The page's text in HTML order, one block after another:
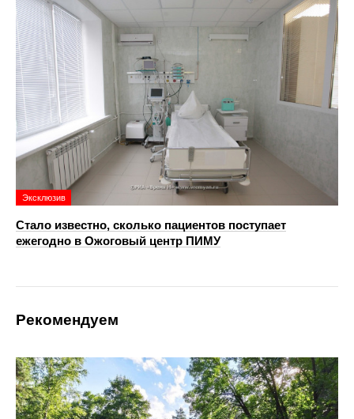
Эксклюзив
Стало известно, сколько пациентов поступает
ежегодно в Ожоговый центр ПИМУ
Рекомендуем